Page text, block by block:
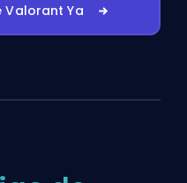
Valorant Ya